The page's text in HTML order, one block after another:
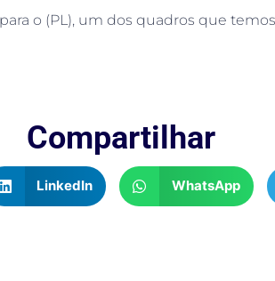
o (PL), um dos quadros que
Compartilhar
LinkedIn WhatsApp